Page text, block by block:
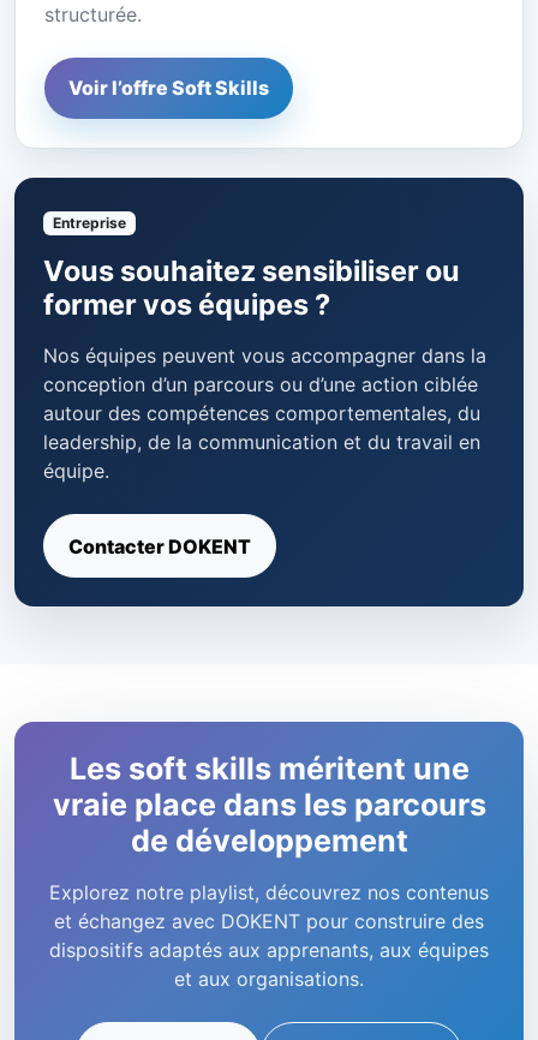
structurée.
Voir l’offre Soft Skills
Entreprise
Vous souhaitez sensibiliser ou
former vos équipes ?
Nos équipes peuvent vous accompagner dans la
conception d’un parcours ou d’une action ciblée
autour des compétences comportementales, du
leadership, de la communication et du travail en
équipe.
Contacter DOKENT
Les soft skills méritent une
vraie place dans les parcours
de développement
Explorez notre playlist, découvrez nos contenus
et échangez avec DOKENT pour construire des
dispositifs adaptés aux apprenants, aux équipes
et aux organisations.